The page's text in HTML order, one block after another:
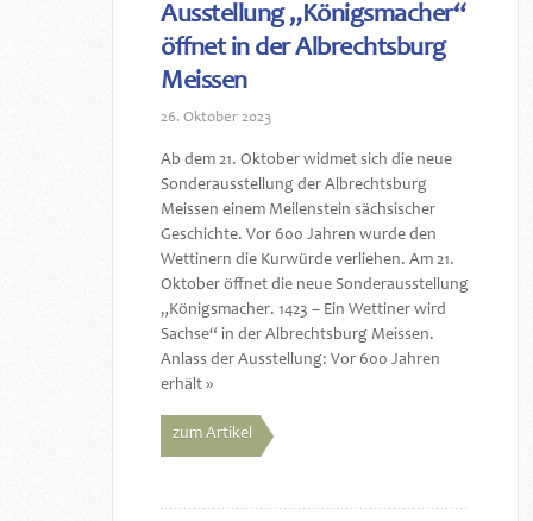
Ausstellung „Königsmacher“
öffnet in der Albrechtsburg
Meissen
26. Oktober 2023
Ab dem 21. Oktober widmet sich die neue
Sonderausstellung der Albrechtsburg
Meissen einem Meilenstein sächsischer
Geschichte. Vor 600 Jahren wurde den
Wettinern die Kurwürde verliehen. Am 21.
Oktober öffnet die neue Sonderausstellung
„Königsmacher. 1423 – Ein Wettiner wird
Sachse“ in der Albrechtsburg Meissen.
Anlass der Ausstellung: Vor 600 Jahren
erhält »
zum Artikel